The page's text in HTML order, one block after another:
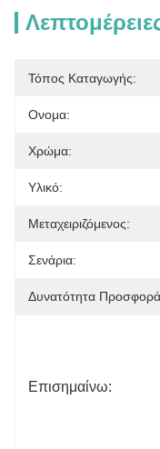
Τόπος Καταγωγής:
Ονομα:
Χρώμα:
Υλικό:
Μεταχειριζόμενος:
Σενάρια:
Δυνατότητα
Επισημαίνω: